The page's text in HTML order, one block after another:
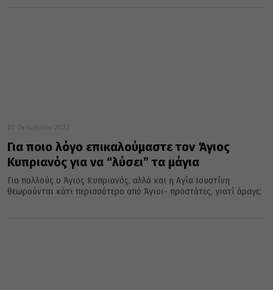
02 Οκτωβρίου 2022
Για ποιο λόγο επικαλούμαστε τον Άγιος
Κυπριανός για να “λύσει” τα μάγια
Για πολλούς ο Άγιος Κυπριανός, αλλά και η Αγία Ιουστίνη
θεωρούνται κάτι περισσότερο από Άγιοι- προστάτες, γιατί άραγε;